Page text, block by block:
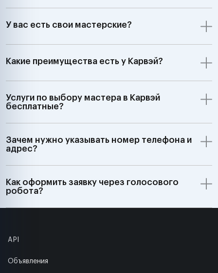
У вас есть свои мастерские?
Какие преимущества есть у Карвэй?
Услуги по выбору мастера в Карвэй
бесплатные?
Зачем нужно указывать номер телефона и
адрес?
Как оформить заявку через голосового
робота?
API
Объявления